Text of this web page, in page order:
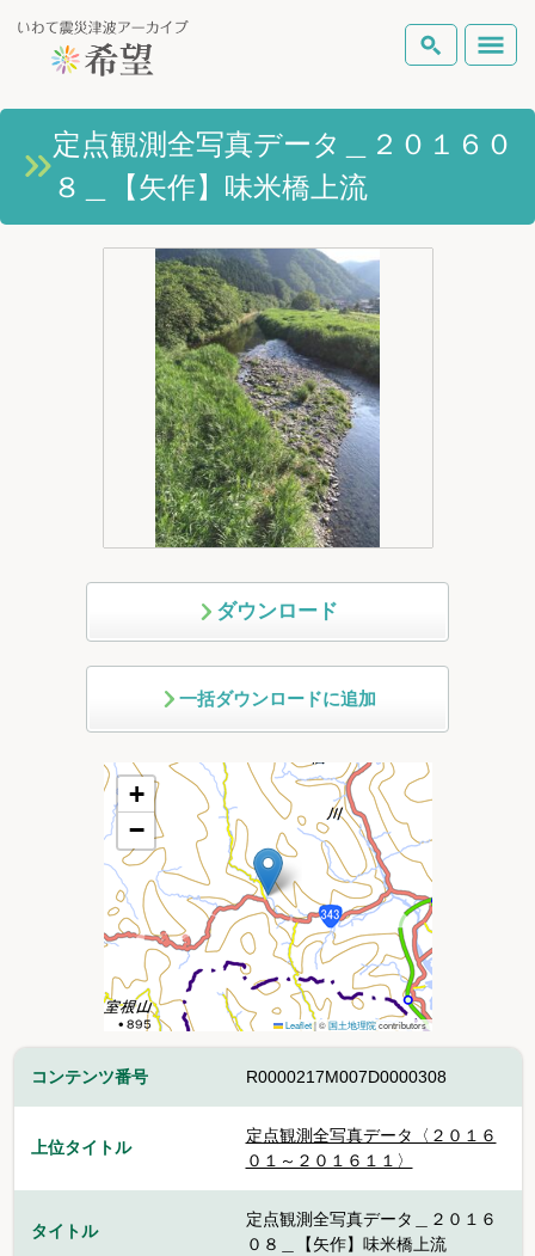
いわて震災津波アーカイブとは
岩手県の被害状況
ピックアップコンテンツ
Foreign Laguage
検索
定点観測全写真データ＿２０１６０
８＿【矢作】味米橋上流
ダウンロード
一括ダウンロードに追加
+
−
Leaflet|©国土地理院contributors
コンテンツ番号 R0000217M007D0000308
上位タイトル
定点観測全写真データ〈２０１６
０１～２０１６１１〉
タイトル
定点観測全写真データ＿２０１６
０８＿【矢作】味米橋上流